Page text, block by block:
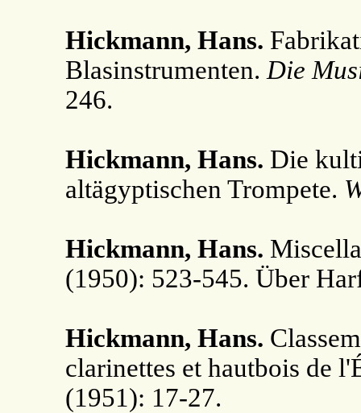
Hickmann, Hans.
Blasinstrumenten. Die
246.
Hickmann, Hans. Die
altägyptischen Trompete.
Hickmann, Hans.
(1950): 523-545. Über
Hickmann, Hans.
clarinettes et hautbois de
(1951): 17-27.